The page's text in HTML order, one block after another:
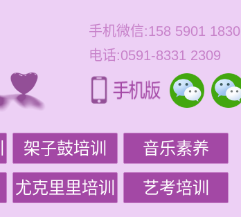
手机微信:158 5901 1830
电话:0591-8331 2309
架子鼓培训 音乐素养
尤克里里培训 艺考培训